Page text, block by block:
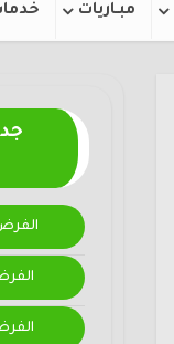
مبـاريات
الفرض 4-المرحلة
الفرض 3-المرحلة
الفرض 2-المرحلة